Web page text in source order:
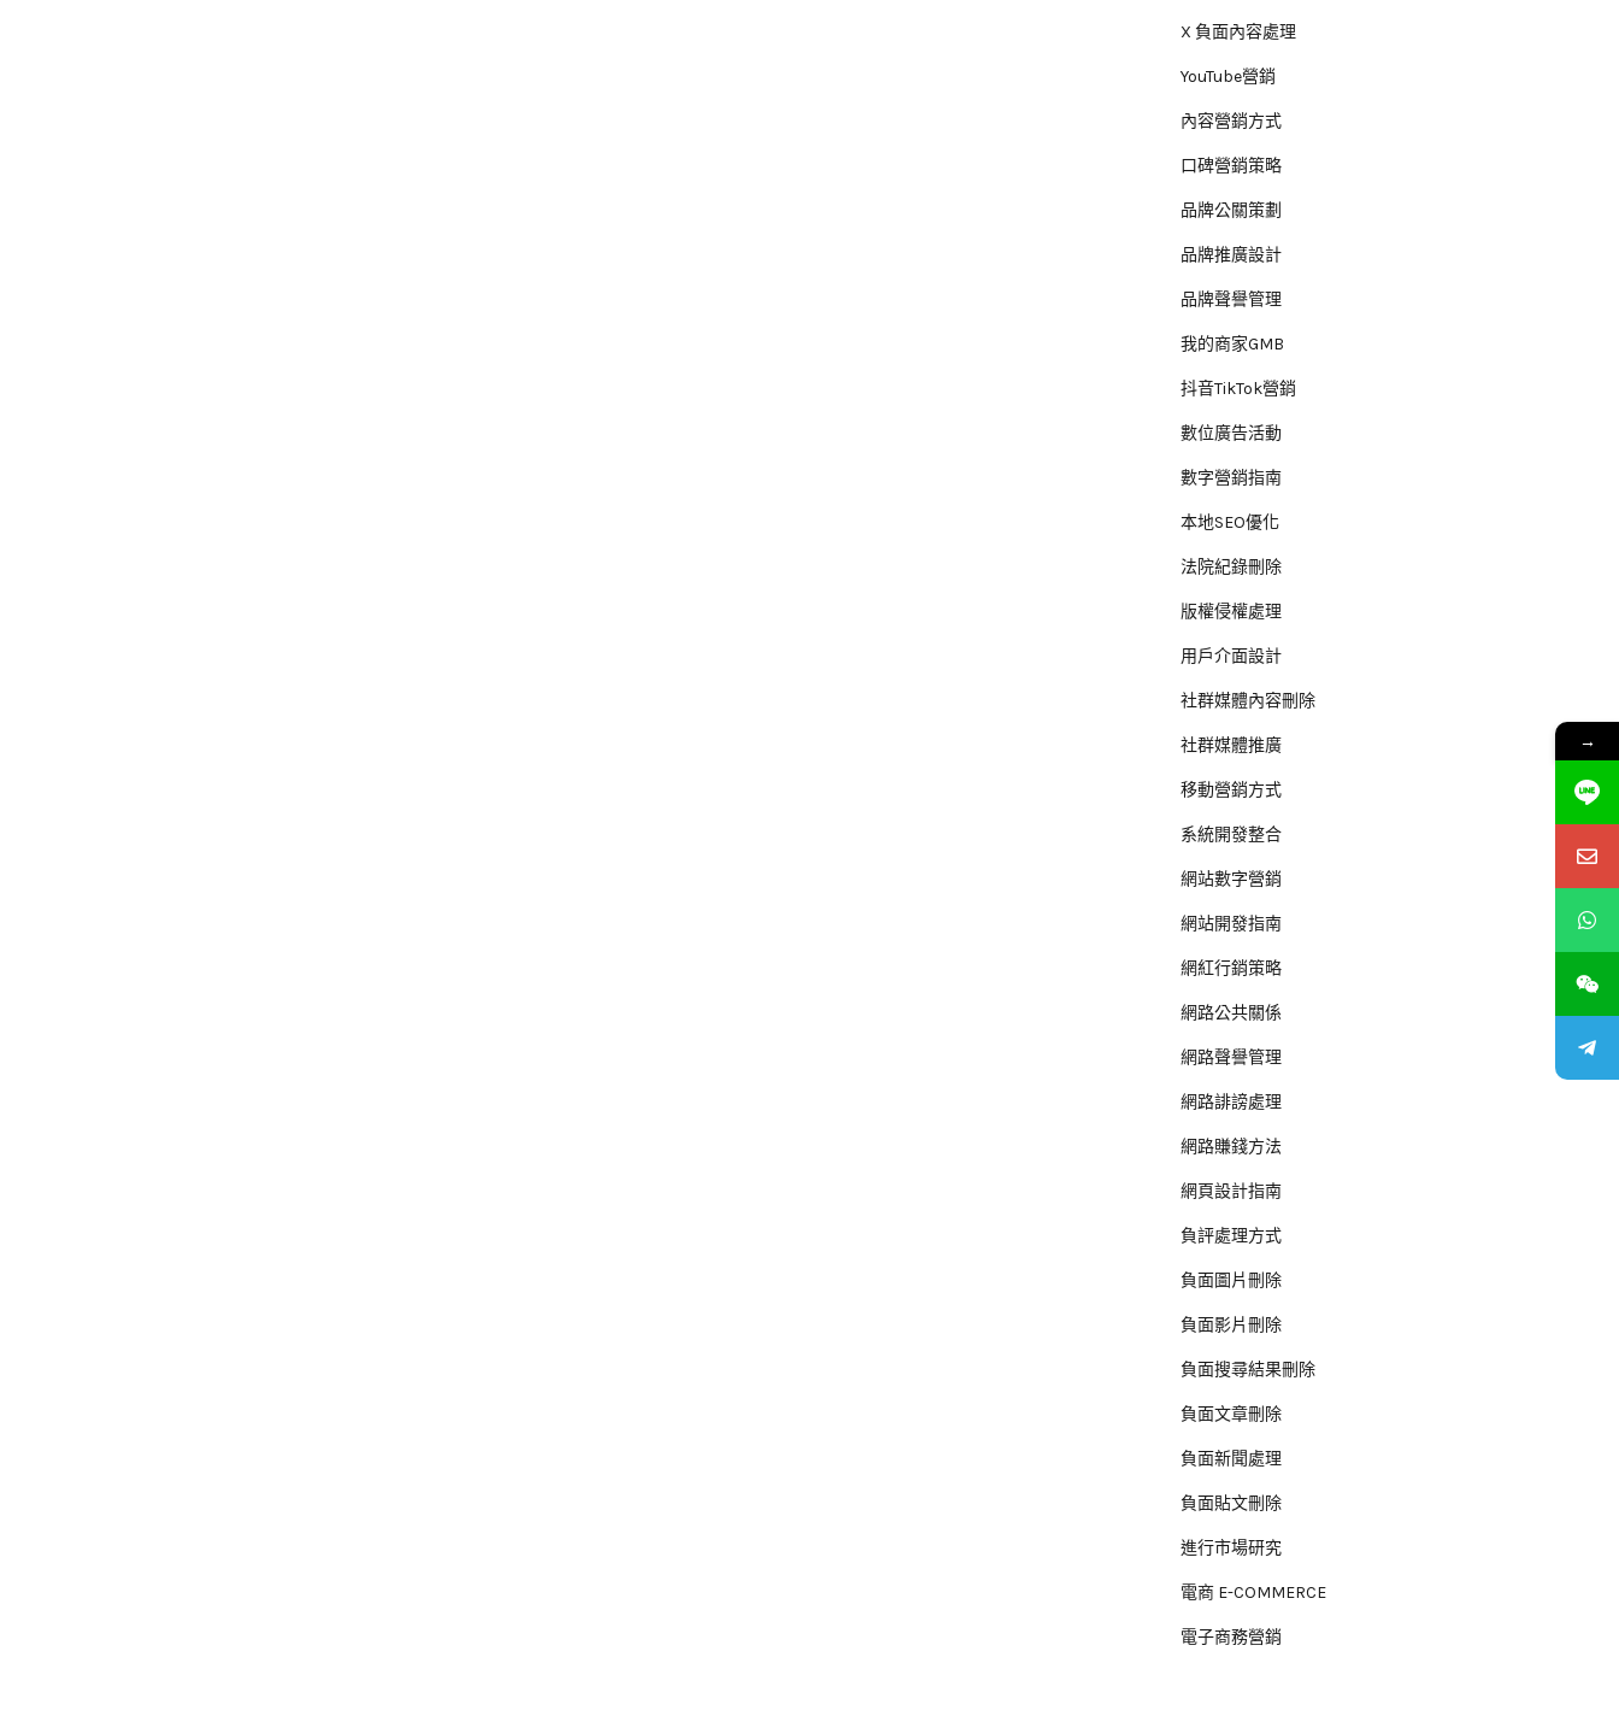
X 負面內容處理
YouTube營銷
內容營銷方式
口碑營銷策略
品牌公關策劃
品牌推廣設計
品牌聲譽管理
我的商家GMB
抖音TikTok營銷
數位廣告活動
數字營銷指南
本地SEO優化
法院紀錄刪除
版權侵權處理
用戶介面設計
社群媒體內容刪除
社群媒體推廣
移動營銷方式
系統開發整合
網站數字營銷
網站開發指南
網紅行銷策略
網路公共關係
網路聲譽管理
網路誹謗處理
網路賺錢方法
網頁設計指南
負評處理方式
負面圖片刪除
負面影片刪除
負面搜尋結果刪除
負面文章刪除
負面新聞處理
負面貼文刪除
進行市場研究
電商 E-COMMERCE
電子商務營銷
→